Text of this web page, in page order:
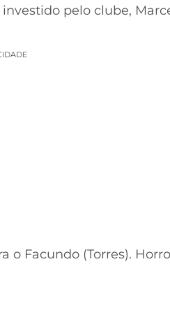
pelo clube,
Facundo (Torres).